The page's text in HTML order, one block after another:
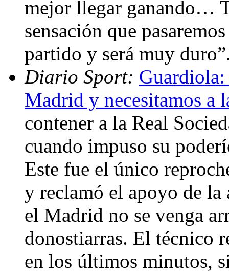
mejor llegar ganando…
sensación que
partido y será muy
Diario Sport: Guardiola:
Madrid y necesitamos a
contener a la Real
cuando impuso su
Este fue el único
y reclamó el apoyo de la
el Madrid no se venga
donostiarras. El técnico
en los últimos minutos,